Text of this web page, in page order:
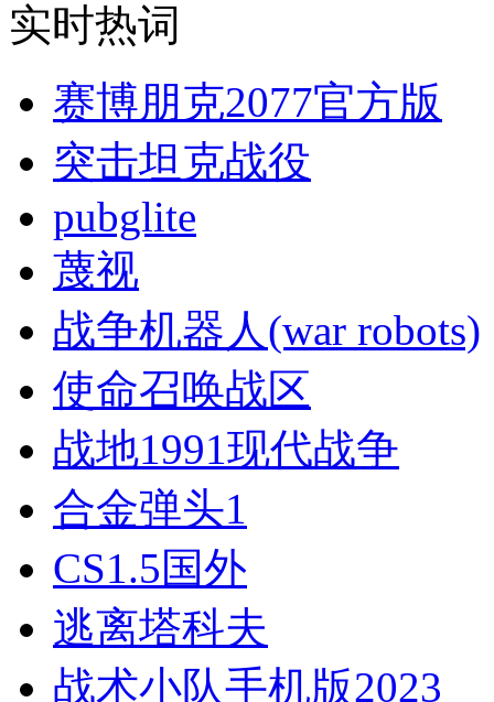
实时热词
赛博朋克2077官方版
突击坦克战役
pubglite
蔑视
战争机器人(war robots)
使命召唤战区
战地1991现代战争
合金弹头1
CS1.5国外
逃离塔科夫
战术小队手机版2023